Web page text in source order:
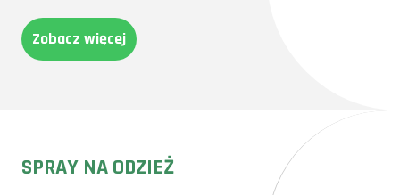
Zobacz więcej
SPRAY NA ODZIEŻ